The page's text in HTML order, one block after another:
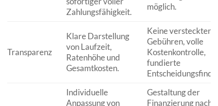
Zahlungsfähigkeit.
möglich.
Transparenz
Klare Darstellung
von Laufzeit,
Ratenhöhe und
Gesamtkosten.
Keine versteckten
Gebühren, volle
Kostenkontrolle,
fundierte
Individuelle
Anpassung von
Gestaltung der
Finanzierung nach